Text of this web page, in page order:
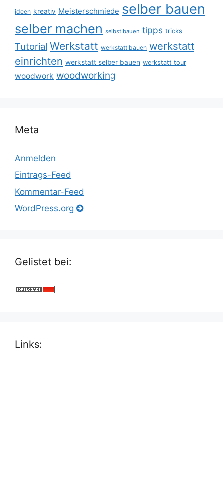
ideen kreativ Meisterschmiede selber bauen
selber machen selbst bauen tipps tricks
Tutorial Werkstatt werkstatt bauen werkstatt
einrichten werkstatt selber bauen werkstatt tour
woodwork woodworking
Meta
Anmelden
Eintrags-Feed
Kommentar-Feed
WordPress.org
Gelistet bei:
Links: